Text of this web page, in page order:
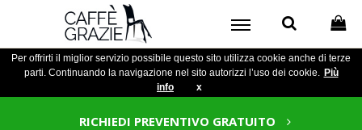
Per offrirti il miglior servizio possibile questo sito utilizza cookie anche di terze
parti. Continuando la navigazione nel sito autorizzi l’uso dei cookie. Più
info
x
RICHIEDI PREVENTIVO GRATUITO